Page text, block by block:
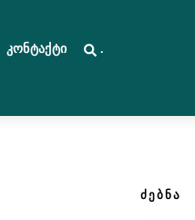
Კონტაქტი .
ᲫᲔᲑᲜᲐ